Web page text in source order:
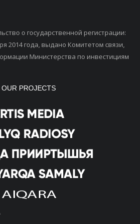
о государственной регистрации:
2014 года, выдано Комитетом связи,
Министерства по инвестициям
OUR PROJECTS